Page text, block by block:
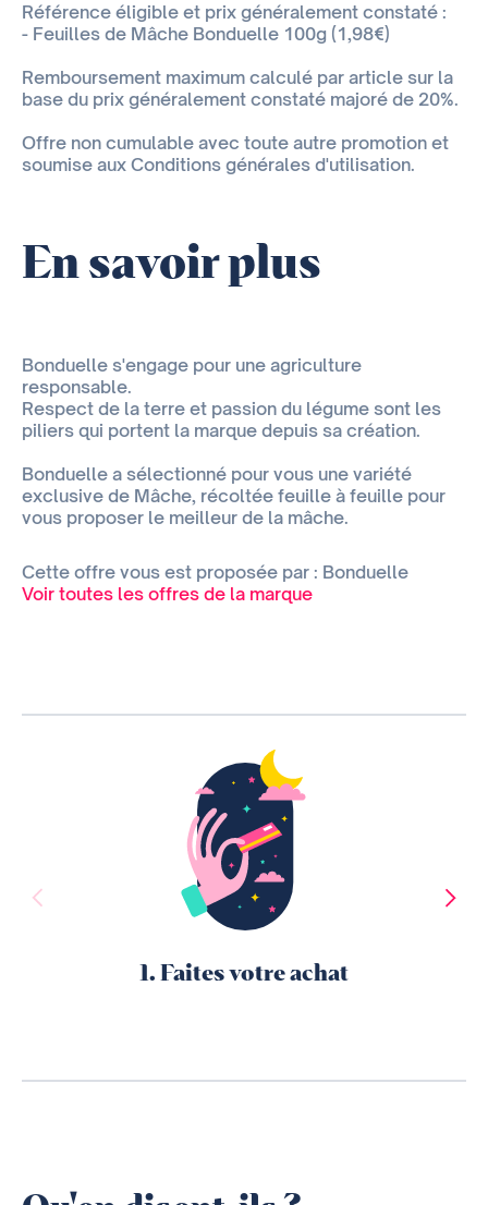
Référence éligible et prix généralement constaté :
- Feuilles de Mâche Bonduelle 100g (1,98€)
Remboursement maximum calculé par article sur la
base du prix généralement constaté majoré de 20%.
Offre non cumulable avec toute autre promotion et
soumise aux Conditions générales d'utilisation.
En savoir plus
Bonduelle s'engage pour une agriculture
responsable.
Respect de la terre et passion du légume sont les
piliers qui portent la marque depuis sa création.
Bonduelle a sélectionné pour vous une variété
exclusive de Mâche, récoltée feuille à feuille pour
vous proposer le meilleur de la mâche.
Cette offre vous est proposée par : Bonduelle
Voir toutes les offres de la marque
1. Faites votre achat